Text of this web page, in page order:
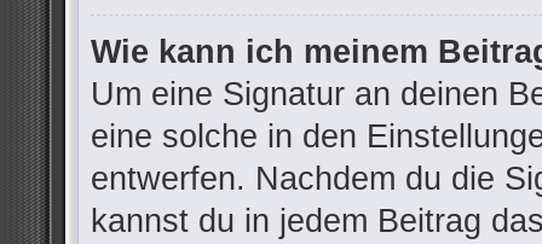
Wie kann ich meinem
Um eine Signatur an deinen
eine solche in den
entwerfen. Nachdem du die
kannst du in jedem Beitrag